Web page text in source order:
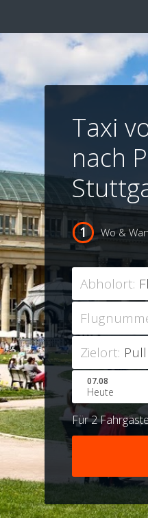
Taxi
nach
Wo &
Abholort:
Zielort:
07.08
Heute
Für2